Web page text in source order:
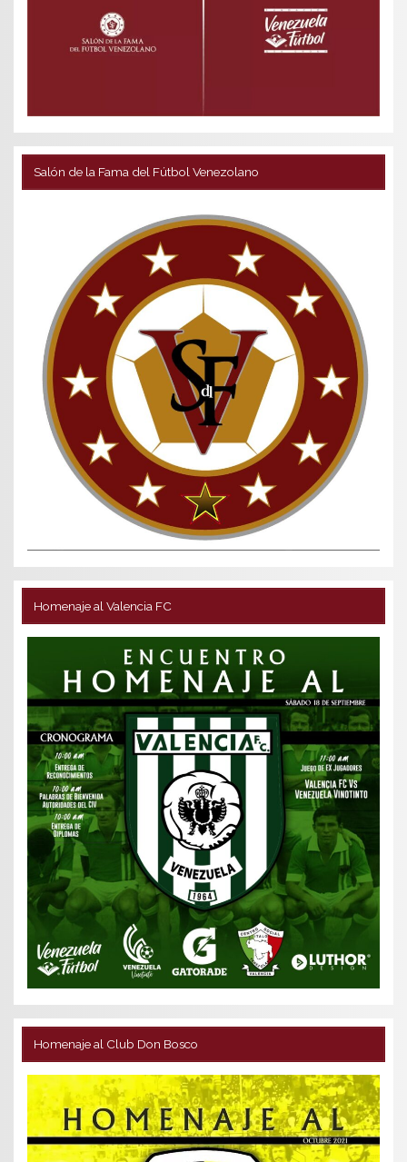
Salón de la Fama del Fútbol Venezolano
Homenaje al Valencia FC
Homenaje al Club Don Bosco